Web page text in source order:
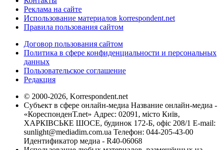
Реклама на сайте
Использование материалов korrespondent.net
Правила пользования сайтом
Договор пользования сайтом
Политика в сфере конфиденциальности и персональных
данных
Пользовательское соглашение
Редакция
© 2000-2026, Korrespondent.net
Субъект в сфере онлайн-медиа Название онлайн-медиа -
«КореспонденТ.net» Адрес: 02091, місто Київ,
ХАРКІВСЬКЕ ШОСЕ, будинок 172-Б, офіс 208/1 E-mail:
sunlight@mediadim.com.ua Телефон: 044-205-43-00
Идентификатор медиа - R40-06068